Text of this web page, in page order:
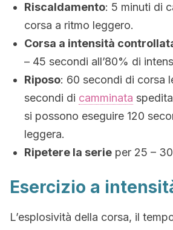
Riscaldamento: 5 minuti di
corsa a ritmo leggero.
Corsa a intensità
– 45 secondi all’80% di
Riposo: 60 secondi di corsa
secondi di camminata
si possono eseguire 120
leggera.
Ripetere la serie per 25 –
Esercizio a
L’esplosività della corsa, il